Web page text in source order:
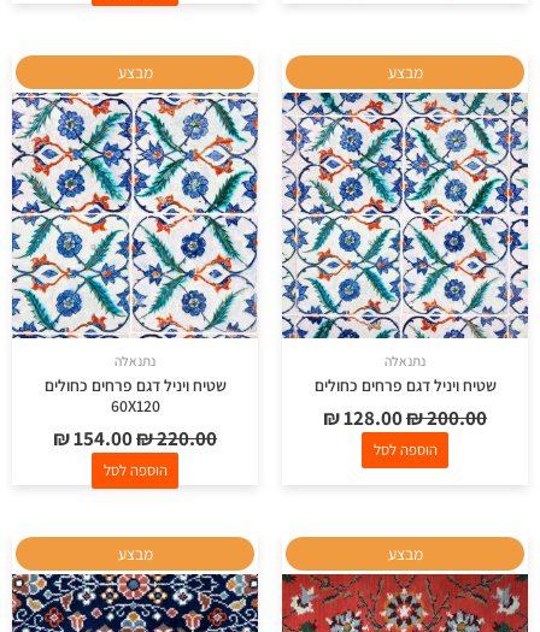
מבצע
נתנאלה
שטיח ויניל דגם פרחים כחולים
₪200.00
המחיר
המקורי
היה:
₪ 200.00.
₪128.00
המחיר
הנוכחי
הוא:
₪ 128.00.
הוספה לסל
מבצע
נתנאלה
שטיח ויניל דגם פרחים כחולים
60X120
₪220.00
המחיר
המקורי
היה:
₪ 220.00.
₪154.00
המחיר
הנוכחי
הוא:
₪ 154.00.
הוספה לסל
מבצעהמחיר
המקורי
היה:
₪ 200.00.
המחיר
הנוכחי
הוא:
₪ 128.00.
מבצעהמחיר
המקורי
היה:
₪ 200.00.
המחיר
הנוכחי
הוא:
₪ 128.00.